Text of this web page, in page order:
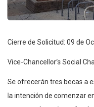
Cierre de Solicitud: 09 de
Vice-Chancellor’s Social
Se ofrecerán tres becas a
la intención de comenzar